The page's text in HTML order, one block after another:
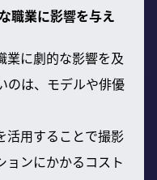
職業に影響を与え
業に劇的な影響を及
のは、モデルや俳優
活用することで撮影
ョンにかかるコスト